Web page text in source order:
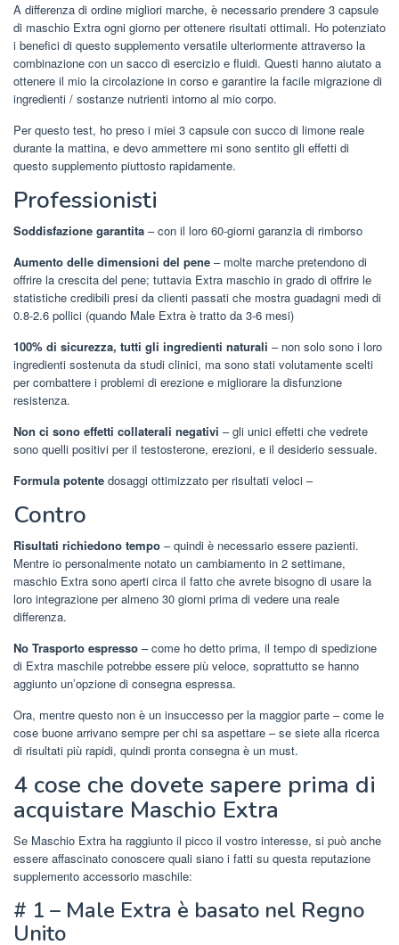
A differenza di ordine migliori marche, è necessario prendere 3 capsule
di maschio Extra ogni giorno per ottenere risultati ottimali. Ho potenziato
i benefici di questo supplemento versatile ulteriormente attraverso la
combinazione con un sacco di esercizio e fluidi. Questi hanno aiutato a
ottenere il mio la circolazione in corso e garantire la facile migrazione di
ingredienti / sostanze nutrienti intorno al mio corpo.
Per questo test, ho preso i miei 3 capsule con succo di limone reale
durante la mattina, e devo ammettere mi sono sentito gli effetti di
questo supplemento piuttosto rapidamente.
Professionisti
Soddisfazione garantita – con il loro 60-giorni garanzia di rimborso
Aumento delle dimensioni del pene – molte marche pretendono di
offrire la crescita del pene; tuttavia Extra maschio in grado di offrire le
statistiche credibili presi da clienti passati che mostra guadagni medi di
0.8-2.6 pollici (quando Male Extra è tratto da 3-6 mesi)
100% di sicurezza, tutti gli ingredienti naturali – non solo sono i loro
ingredienti sostenuta da studi clinici, ma sono stati volutamente scelti
per combattere i problemi di erezione e migliorare la disfunzione
resistenza.
Non ci sono effetti collaterali negativi – gli unici effetti che vedrete
sono quelli positivi per il testosterone, erezioni, e il desiderio sessuale.
Formula potente dosaggi ottimizzato per risultati veloci –
Contro
Risultati richiedono tempo – quindi è necessario essere pazienti.
Mentre io personalmente notato un cambiamento in 2 settimane,
maschio Extra sono aperti circa il fatto che avrete bisogno di usare la
loro integrazione per almeno 30 giorni prima di vedere una reale
differenza.
No Trasporto espresso – come ho detto prima, il tempo di spedizione
di Extra maschile potrebbe essere più veloce, soprattutto se hanno
aggiunto un’opzione di consegna espressa.
Ora, mentre questo non è un insuccesso per la maggior parte – come le
cose buone arrivano sempre per chi sa aspettare – se siete alla ricerca
di risultati più rapidi, quindi pronta consegna è un must.
4 cose che dovete sapere prima di
acquistare Maschio Extra
Se Maschio Extra ha raggiunto il picco il vostro interesse, si può anche
essere affascinato conoscere quali siano i fatti su questa reputazione
supplemento accessorio maschile:
# 1 – Male Extra è basato nel Regno
Unito